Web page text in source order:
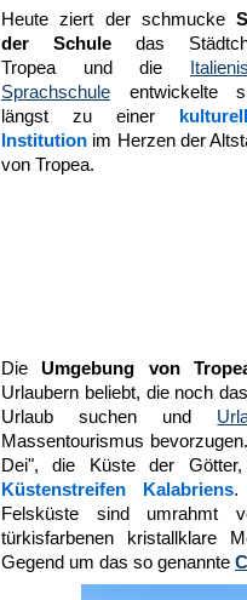
Heute ziert der schmucke
der Schule das
Tropea und die
Sprachschule entwickelte
längst zu einer
Institution im Herzen der
von Tropea.
DieUmgebung von
Urlaubern beliebt, die noch
Urlaub suchen und
Massentourismus
Dei", die Küste der
Küstenstreifen Kalabriens.
Felsküste sind umrahmt
türkisfarbenen kristallklare
Gegend um das so genannte